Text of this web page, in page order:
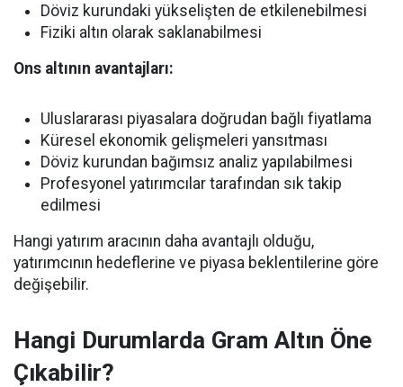
Döviz kurundaki yükselişten de etkilenebilmesi
Fiziki altın olarak saklanabilmesi
Ons altının avantajları:
Uluslararası piyasalara doğrudan bağlı fiyatlama
Küresel ekonomik gelişmeleri yansıtması
Döviz kurundan bağımsız analiz yapılabilmesi
Profesyonel yatırımcılar tarafından sık takip
edilmesi
Hangi yatırım aracının daha avantajlı olduğu,
yatırımcının hedeflerine ve piyasa beklentilerine göre
değişebilir.
Hangi Durumlarda Gram Altın Öne
Çıkabilir?